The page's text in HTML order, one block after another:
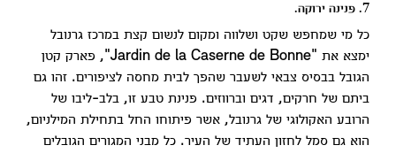
7. פנינה ירוקה.
כל מי שמחפש שקט ושלווה ומקום לנשום קצת במרכז גרנובל
ימצא את "Jardin de la Caserne de Bonne", פארק קטן
הגובל בבסיס צבאי לשעבר שהפך לבית מחסה לציפורים. זהו גם
ביתם של חרקים, דגים וברווזים. פנינת טבע זו, בלב-ליבו של
הרובע האקולוגי של גרנובל, אשר פיתוחו החל בתחילת המילניום,
הוא גם סמל לחזון העתיד של העיר. כל מבני המגורים הגובלים